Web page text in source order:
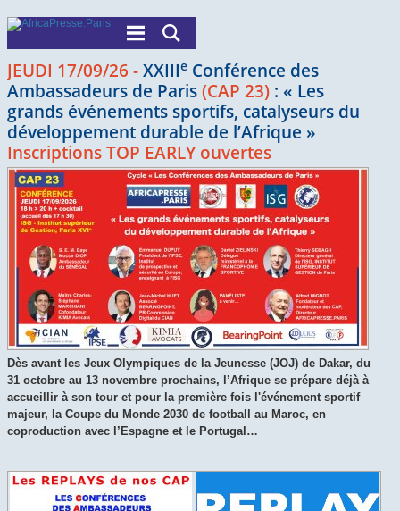
JEUDI 17/09/26 -XXIIIe Conférence des
Ambassadeurs de Paris(CAP 23) : « Les
grands événements sportifs, catalyseurs du
développement durable de l’Afrique »
Inscriptions TOP EARLY ouvertes
Dès avant les Jeux Olympiques de la Jeunesse (JOJ) de Dakar, du
31 octobre au 13 novembre prochains, l’Afrique se prépare déjà à
accueillir à son tour et pour la première fois l'événement sportif
majeur, la Coupe du Monde 2030 de football au Maroc, en
coproduction avec l’Espagne et le Portugal…